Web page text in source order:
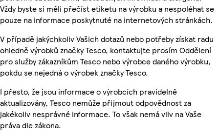
Vždy byste si měli přečíst etiketu na výrobku a nespoléhat se
pouze na informace poskytnuté na internetových stránkách.
V případě jakýchkoliv Vašich dotazů nebo potřeby získat radu
ohledně výrobků značky Tesco, kontaktujte prosím Oddělení
pro služby zákazníkům Tesco nebo výrobce daného výrobku,
pokdu se nejedná o výrobek značky Tesco.
I přesto, že jsou informace o výrobcích pravidelně
aktualizovány, Tesco nemůže přijmout odpovědnost za
jakékoliv nesprávné informace. To však nemá vliv na Vaše
práva dle zákona.